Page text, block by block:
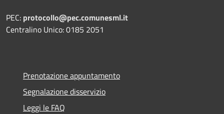
PEC: protocollo@pec.comunesml.it
Centralino Unico: 0185 2051
Prenotazione appuntamento
Segnalazione disservizio
Leggi le FAQ